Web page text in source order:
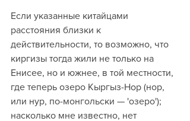
Если указанные китайцами
расстояния близки к
действительности, то возможно, что
киргизы тогда жили не только на
Енисее, но и южнее, в той местности,
где теперь озеро Кыргыз-Hop (нор,
или нур, по-монгольски — 'озеро');
насколько мне известно, нет